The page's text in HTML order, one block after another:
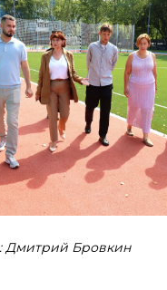
Дмитрий Бровкин